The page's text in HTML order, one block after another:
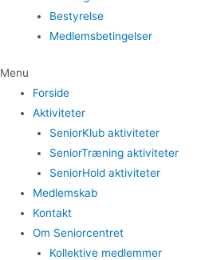
Bestyrelse
Medlemsbetingelser
Menu
Forside
Aktiviteter
SeniorKlub aktiviteter
SeniorTræning aktiviteter
SeniorHold aktiviteter
Medlemskab
Kontakt
Om Seniorcentret
Kollektive medlemmer